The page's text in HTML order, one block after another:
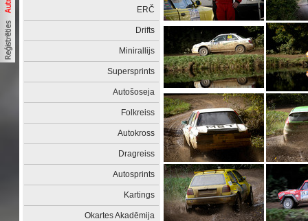
ERČ
Drifts
Minirallijs
Supersprints
Autošoseja
Folkreiss
Autokross
Dragreiss
Autosprints
Kartings
Okartes Akadēmija